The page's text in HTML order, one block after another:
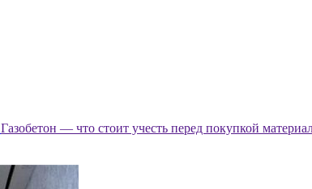
Газобетон — что стоит учесть перед покупкой